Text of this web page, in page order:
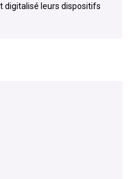
digitalisé leurs dispositifs